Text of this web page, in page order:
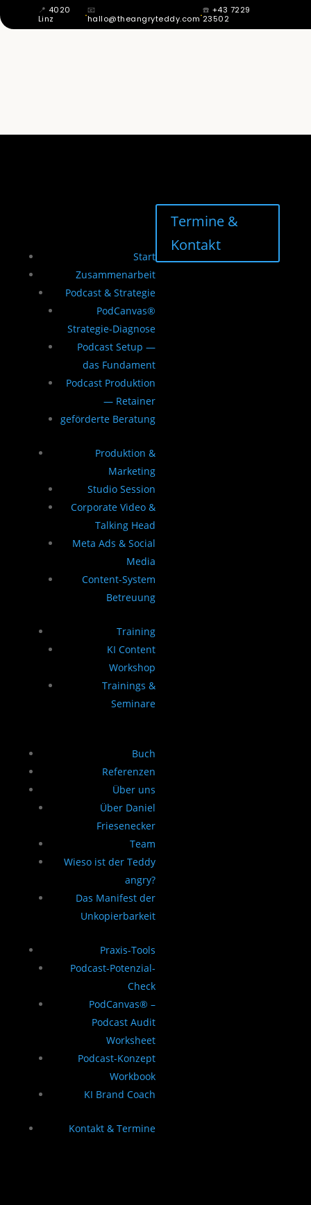
📍 4020
Linz
·📧
hallo@theangryteddy.com·☎️ +43 7229
23502
Start
Zusammenarbeit
Podcast & Strategie
PodCanvas®
Strategie-Diagnose
Podcast Setup —
das Fundament
Podcast Produktion
— Retainer
geförderte Beratung
Produktion &
Marketing
Studio Session
Corporate Video &
Talking Head
Meta Ads & Social
Media
Content-System
Betreuung
Training
KI Content
Workshop
Trainings &
Seminare
Buch
Referenzen
Über uns
Über Daniel
Friesenecker
Team
Wieso ist der Teddy
angry?
Das Manifest der
Unkopierbarkeit
Praxis-Tools
Podcast-Potenzial-
Check
PodCanvas® –
Podcast Audit
Worksheet
Podcast-Konzept
Workbook
KI Brand Coach
Kontakt & Termine
Termine &
Kontakt